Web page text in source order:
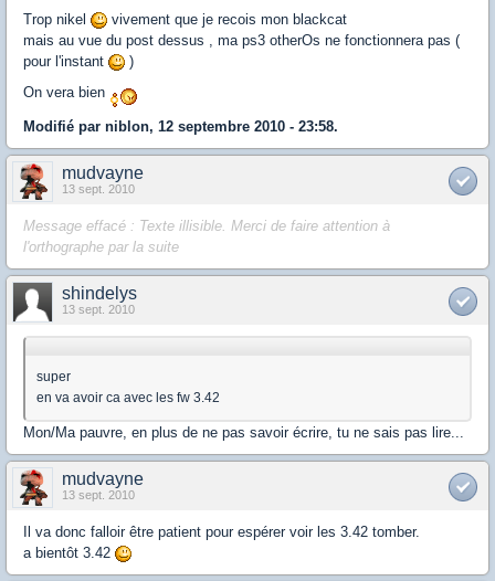
Trop nikel
vivement que je recois mon blackcat
mais au vue du post dessus , ma ps3 otherOs ne fonctionnera pas (
pour l'instant
)
On vera bien
Modifié par niblon, 12 septembre 2010 - 23:58.
mudvayne
13 sept. 2010
Message effacé : Texte illisible. Merci de faire attention à
l'orthographe par la suite
shindelys
13 sept. 2010
super
en va avoir ca avec les fw 3.42
Mon/Ma pauvre, en plus de ne pas savoir écrire, tu ne sais pas lire...
mudvayne
13 sept. 2010
Il va donc falloir être patient pour espérer voir les 3.42 tomber.
a bientôt 3.42